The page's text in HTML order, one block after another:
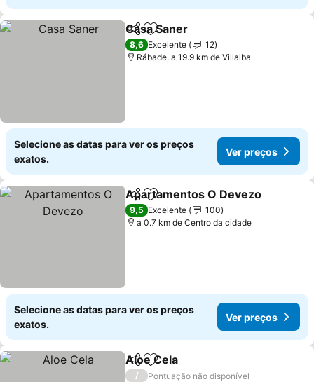
PartilharAdicionar aos favoritos
Casa Saner
8,6 Excelente
12
Rábade, a 19.9 km de Villalba
Selecione as datas para ver os preços
exatos.
Ver preços
PartilharAdicionar aos favoritos
Apartamentos O Devezo
9,5 Excelente
100
a 0.7 km de Centro da cidade
Selecione as datas para ver os preços
exatos.
Ver preços
PartilharAdicionar aos favoritos
Aloe Cela
/
Pontuação não disponível